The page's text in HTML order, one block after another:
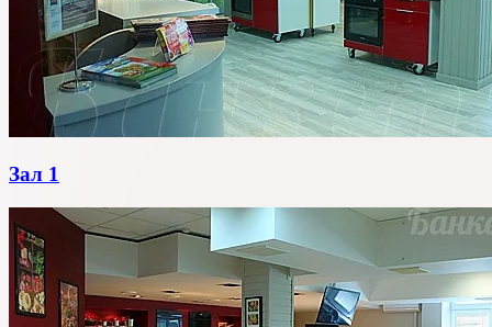
Зал 1